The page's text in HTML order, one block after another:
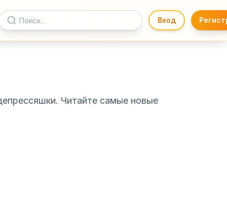
Вход
Читайте самые новые